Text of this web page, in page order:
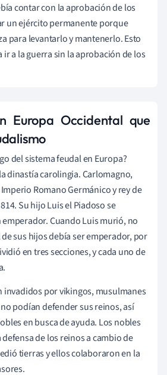
contar con la aprobación de los
un ejército permanente porque
para levantarlo y mantenerlo. Esto
a la guerra sin la aprobación de los
Europa Occidental que
del sistema feudal en Europa?
dinastía carolingia. Carlomagno,
Romano Germánico y rey de
Su hijo Luis el Piadoso se
Cuando Luis murió, no
sus hijos debía ser emperador, por
en tres secciones, y cada uno de
invadidos por vikingos, musulmanes
podían defender sus reinos, así
en busca de ayuda. Los nobles
de los reinos a cambio de
tierras y ellos colaboraron en la